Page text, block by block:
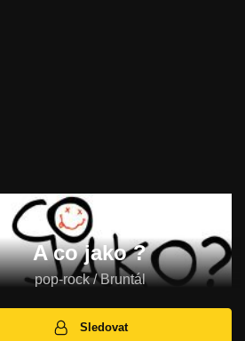
A co jako ?
pop-rock / Bruntál
Sledovat